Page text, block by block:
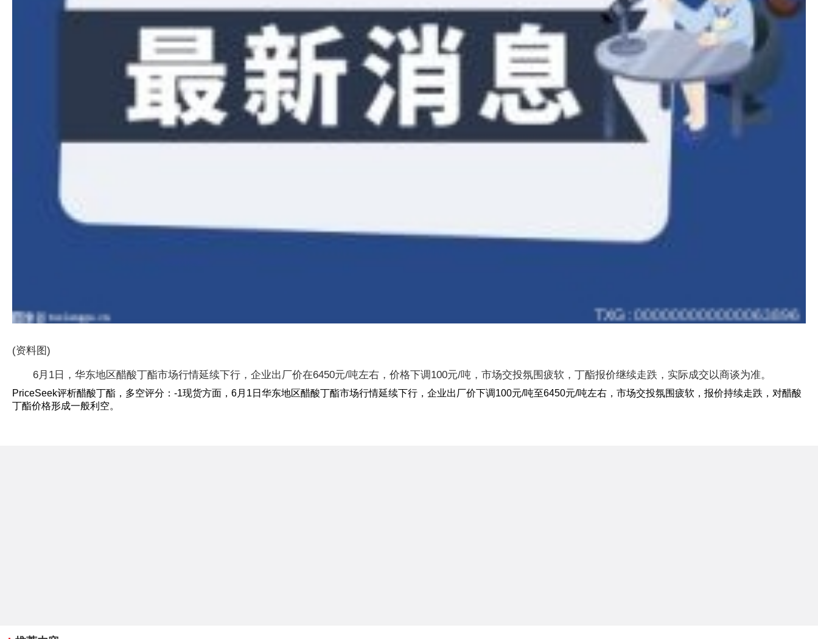
(资料图)
6月1日，华东地区醋酸丁酯市场行情延续下行，企业出厂价在6450元/吨左右，价格下调100元/吨，市场交投氛围疲软，丁酯报价继续走跌，实际成交以商谈为准。
PriceSeek评析醋酸丁酯，多空评分：-1现货方面，6月1日华东地区醋酸丁酯市场行情延续下行，企业出厂价下调100元/吨至6450元/吨左右，市场交投氛围疲软，报价持续走跌，对醋酸
丁酯价格形成一般利空。